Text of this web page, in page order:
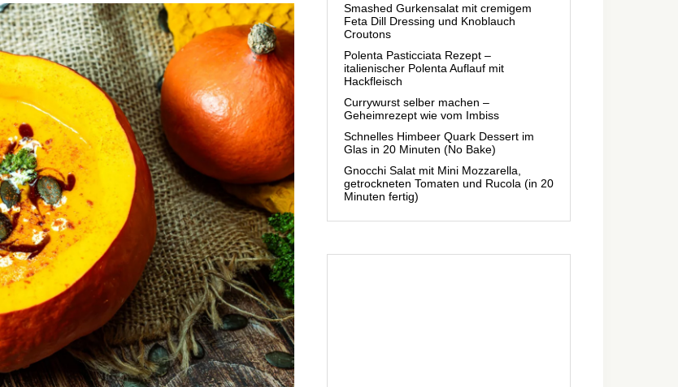
Smashed Gurkensalat mit cremigem
Feta Dill Dressing und Knoblauch
Croutons
Polenta Pasticciata Rezept –
italienischer Polenta Auflauf mit
Hackfleisch
Currywurst selber machen –
Geheimrezept wie vom Imbiss
Schnelles Himbeer Quark Dessert im
Glas in 20 Minuten (No Bake)
Gnocchi Salat mit Mini Mozzarella,
getrockneten Tomaten und Rucola (in 20
Minuten fertig)